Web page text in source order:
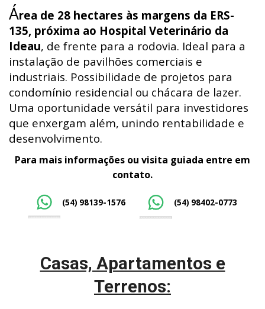
Área de 28 hectares às margens da ERS-
135, próxima ao Hospital Veterinário da
Ideau, de frente para a rodovia. Ideal para a
instalação de pavilhões comerciais e
industriais. Possibilidade de projetos para
condomínio residencial ou chácara de lazer.
Uma oportunidade versátil para investidores
que enxergam além, unindo rentabilidade e
desenvolvimento.
Para mais informações ou visita guiada entre em
contato.
(54) 98139-1576 (54) 98402-0773
Casas, Apartamentos e
Terrenos: